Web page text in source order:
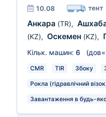
10.08 тент
Анкара (TR),
(KZ), Оскемен (KZ),
Кільк. машин: 6 (дов=
CMR TIR Збоку
Рокла (гідравлічний
Завантаження в будь-